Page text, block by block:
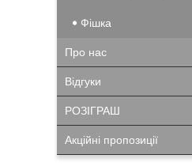
Фішка
Про нас
Відгуки
РОЗІГРАШ
Акційні пропозиції